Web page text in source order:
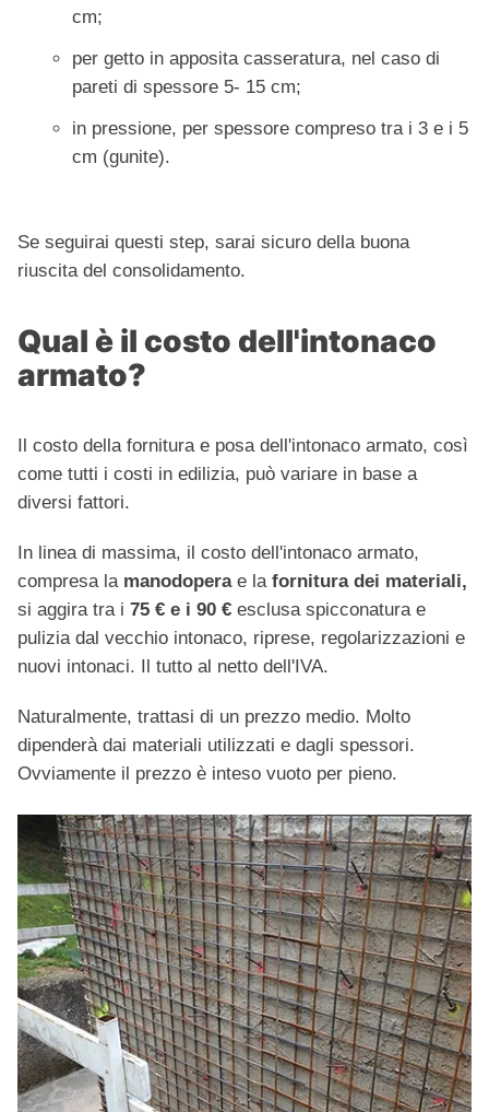
cm;
per getto in apposita casseratura, nel caso di
pareti di spessore 5- 15 cm;
in pressione, per spessore compreso tra i 3 e i 5
cm (gunite).
Se seguirai questi step, sarai sicuro della buona
riuscita del consolidamento.
Qual è il costo dell'intonaco
armato?
Il costo della fornitura e posa dell'intonaco armato, così
come tutti i costi in edilizia, può variare in base a
diversi fattori.
In linea di massima, il costo dell'intonaco armato,
compresa la manodoperae la fornitura dei materiali,
si aggira tra i 75 € e i 90 € esclusa spicconatura e
pulizia dal vecchio intonaco, riprese, regolarizzazioni e
nuovi intonaci. Il tutto al netto dell'IVA.
Naturalmente, trattasi di un prezzo medio. Molto
dipenderà dai materiali utilizzati e dagli spessori.
Ovviamente il prezzo è inteso vuoto per pieno.